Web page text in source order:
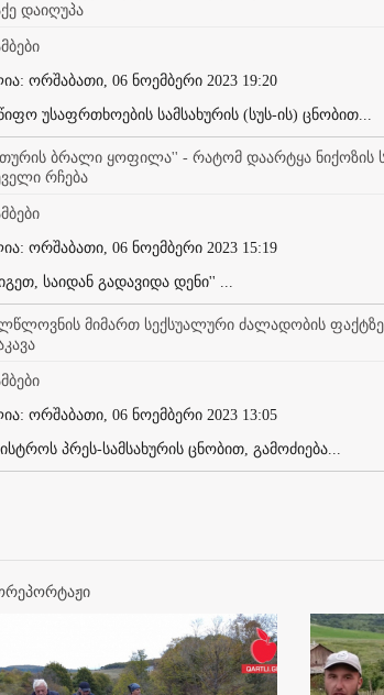
დაიღუპა
ორშაბათი, 06 ნოემბერი 2023 19:20
უსაფრთხოების სამსახურის (სუს-ის) ცნობით...
ბრალი ყოფილა'' - რატომ დაარტყა ნიქოზის
რჩება
ორშაბათი, 06 ნოემბერი 2023 15:19
საიდან გადავიდა დენი'' ...
მიმართ სექსუალური ძალადობის
ორშაბათი, 06 ნოემბერი 2023 13:05
პრეს-სამსახურის ცნობით, გამოძიება...